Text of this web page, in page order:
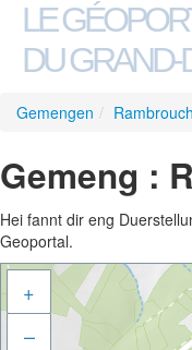
LE
DU
Gemengen / Rambrouch
Gemeng :
Hei fannt dir eng
Geoportal.
+
–